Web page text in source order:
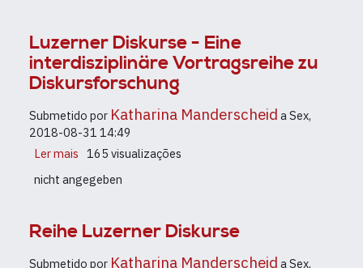
Luzerner Diskurse - Eine
interdisziplinäre Vortragsreihe zu
Diskursforschung
Submetido por Katharina Manderscheid aSex,
2018-08-31 14:49
Ler mais sobre
Diskurse
interdisziplinäre
165 visualizações
nicht angegeben
Reihe Luzerner Diskurse
Submetido por Katharina Manderscheid aSex,